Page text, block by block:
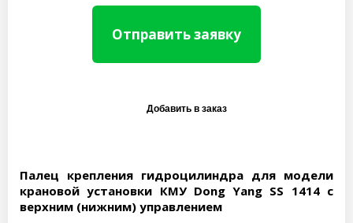
Отправить заявку
Палец крепления гидроцилиндра для модели
крановой установки КМУ Dong Yang SS 1414 с
верхним (нижним) управлением